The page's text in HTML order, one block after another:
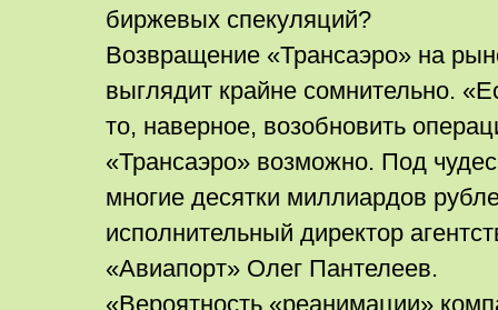
биржевых спекуляций?
Возвращение «Трансаэро» на
выглядит крайне сомнительно.
то, наверное, возобновить
«Трансаэро» возможно. Под
многие десятки миллиардов
исполнительный директор
«Авиапорт» Олег Пантелеев.
«Вероятность «реанимации»